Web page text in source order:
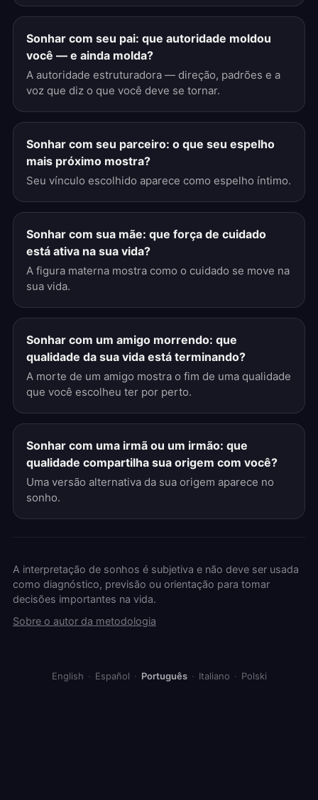
Sonhar com seu pai: que autoridade moldou
você — e ainda molda?
A autoridade estruturadora — direção, padrões e a
voz que diz o que você deve se tornar.
Sonhar com seu parceiro: o que seu espelho
mais próximo mostra?
Seu vínculo escolhido aparece como espelho íntimo.
Sonhar com sua mãe: que força de cuidado
está ativa na sua vida?
A figura materna mostra como o cuidado se move na
sua vida.
Sonhar com um amigo morrendo: que
qualidade da sua vida está terminando?
A morte de um amigo mostra o fim de uma qualidade
que você escolheu ter por perto.
Sonhar com uma irmã ou um irmão: que
qualidade compartilha sua origem com você?
Uma versão alternativa da sua origem aparece no
sonho.
A interpretação de sonhos é subjetiva e não deve ser usada
como diagnóstico, previsão ou orientação para tomar
decisões importantes na vida.
Sobre o autor da metodologia
English · Español · Português · Italiano · Polski